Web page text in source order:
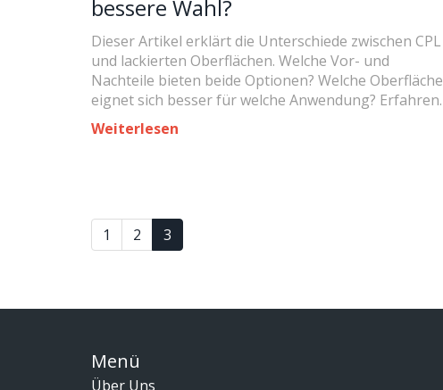
bessere Wahl?
Dieser Artikel erklärt die Unterschiede zwischen CPL
und lackierten Oberflächen. Welche Vor- und
Nachteile bieten beide Optionen? Welche Oberfläche
eignet sich besser für welche Anwendung? Erfahren
Sie nützliche Fakten und Tipps, um die richtige
Entscheidung für Ihre Inneneinrichtung zu treffen.
Weiterlesen
1 2 3
Menü
Über Uns